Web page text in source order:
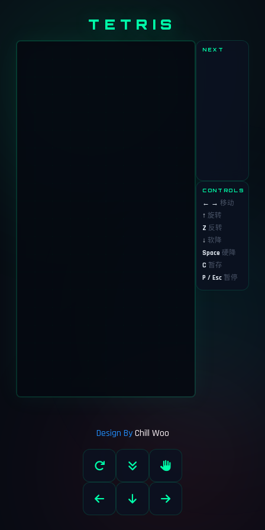
TETRIS
NEXT
CONTROLS
← → 移动
↑ 旋转
Z 反转
↓ 软降
Space 硬降
C 暂存
P / Esc 暂停
Design ByChill Woo